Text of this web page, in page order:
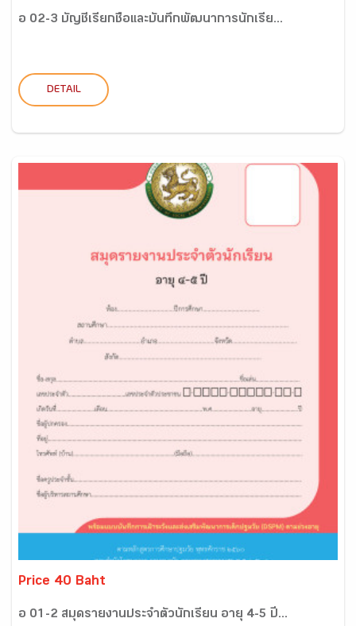
อ 02-3 บัญชีเรียกชื่อและบันทึกพัฒนาการนักเรีย...
DETAIL
Price 40 Baht
อ 01-2 สมุดรายงานประจำตัวนักเรียน อายุ 4-5 ปี...